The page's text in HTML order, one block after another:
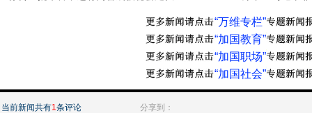
“万维专栏”
“加国教育”
“加国职场”
“加国社会”
当前新闻共有1条评论 分享到：